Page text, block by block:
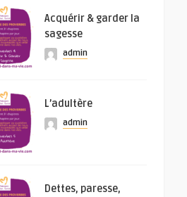
Acquérir & garder la
sagesse
admin
L’adultère
admin
Dettes, paresse,